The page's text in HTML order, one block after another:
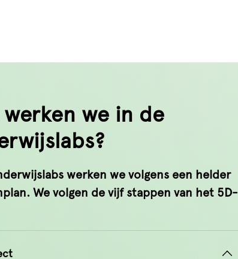
werken we in de
werken we volgens een helder
We volgen de vijf stappen van het 5D-